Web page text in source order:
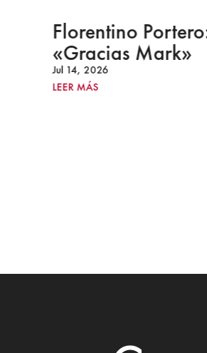
Florentino Portero:
«Gracias Mark»
Jul 14, 2026
LEER MÁS